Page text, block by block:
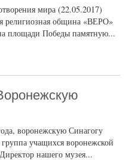
мира (22.05.2017)
религиозная община «ВЕРО»
площади Победы памятную...
воронежскую Синагогу
группа учащихся воронежской
нашего музея...